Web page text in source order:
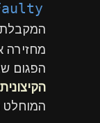
מחזירה
הפגום
המוחלט